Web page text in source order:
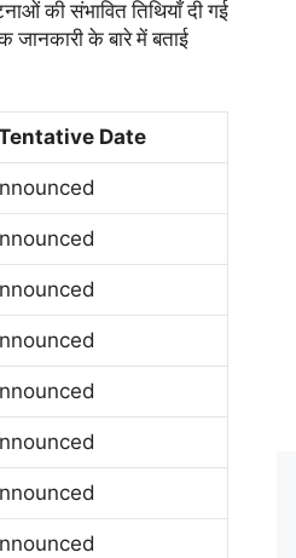
की संभावित तिथियाँ दी गई
के बारे में बताई
Date